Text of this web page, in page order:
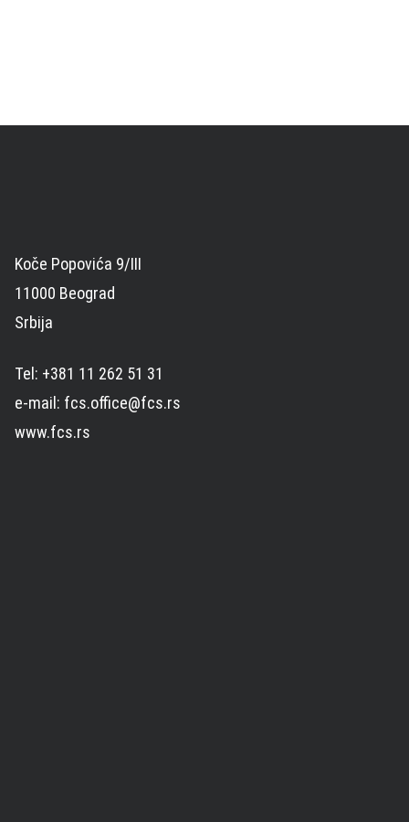
Koče Popovića 9/III
11000 Beograd
Srbija
Tel: +381 11 262 51 31
e-mail: fcs.office@fcs.rs
www.fcs.rs